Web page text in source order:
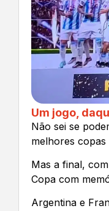
Um jogo,
Não sei se
melhores
Mas a final,
Copa com
Argentina e